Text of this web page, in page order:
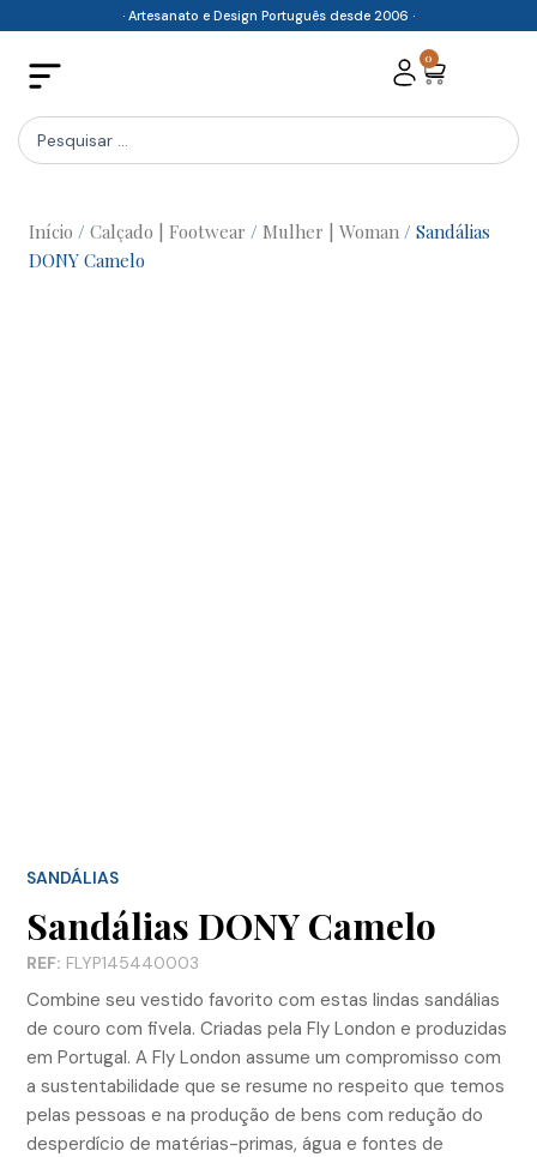
content
· Artesanato e Design Português desde 2006 ·
0
Cart
Search
...
Início / Calçado | Footwear / Mulher | Woman / Sandálias
DONY Camelo
SANDÁLIAS
Sandálias DONY Camelo
REF: FLYP145440003
Combine seu vestido favorito com estas lindas sandálias
de couro com fivela. Criadas pela Fly London e produzidas
em Portugal. A Fly London assume um compromisso com
a sustentabilidade que se resume no respeito que temos
pelas pessoas e na produção de bens com redução do
desperdício de matérias-primas, água e fontes de